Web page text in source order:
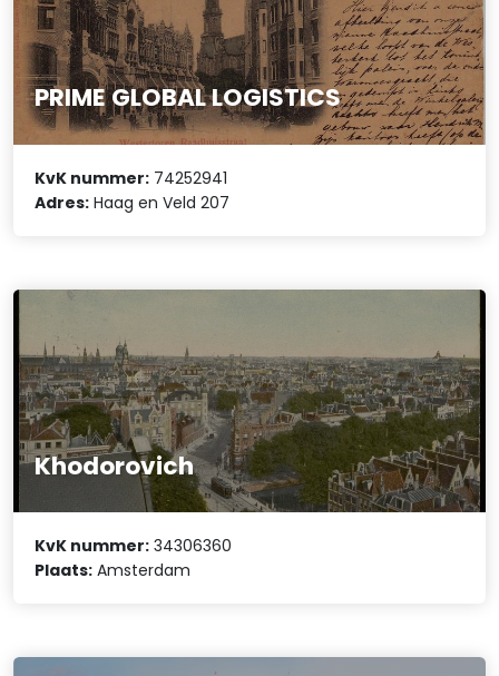
PRIME GLOBAL LOGISTICS
KvK nummer: 74252941
Adres: Haag en Veld 207
Khodorovich
KvK nummer: 34306360
Plaats: Amsterdam